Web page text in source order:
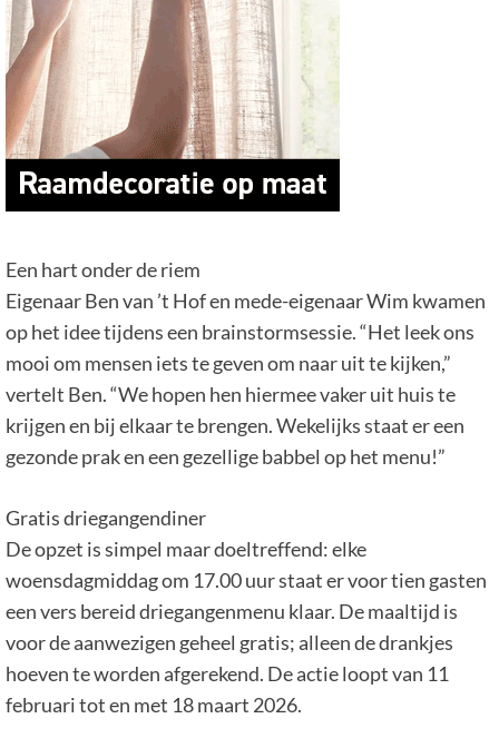
Een hart onder de riem
Eigenaar Ben van ’t Hof en mede-eigenaar Wim kwamen
op het idee tijdens een brainstormsessie. “Het leek ons
mooi om mensen iets te geven om naar uit te kijken,”
vertelt Ben. “We hopen hen hiermee vaker uit huis te
krijgen en bij elkaar te brengen. Wekelijks staat er een
gezonde prak en een gezellige babbel op het menu!”
Gratis driegangendiner
De opzet is simpel maar doeltreffend: elke
woensdagmiddag om 17.00 uur staat er voor tien gasten
een vers bereid driegangenmenu klaar. De maaltijd is
voor de aanwezigen geheel gratis; alleen de drankjes
hoeven te worden afgerekend. De actie loopt van 11
februari tot en met 18 maart 2026.